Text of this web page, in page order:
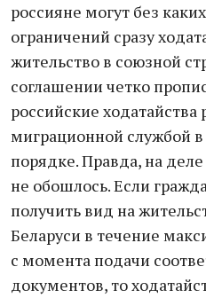
россияне могут без
ограничений сразу
жительство в союзной
соглашении четко
российские ходатайства
миграционной службой
порядке. Правда, на
не обошлось. Если
получить вид на
Беларуси в течение
с момента подачи
документов, то